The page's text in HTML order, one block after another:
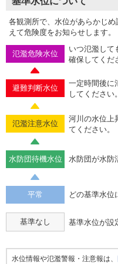
各観測所で、水位があらかじ
えて危険度をお知らせします。
氾濫危険水位
いつ氾濫して
確保してくだ
避難判断水位
一定時間後に
してください。
氾濫注意水位
河川の水位上
てください。
水防団待機水位 水防団が水防
平常 どの基準水位
基準なし 基準水位が設
水位情報や氾濫警報・注意報は、